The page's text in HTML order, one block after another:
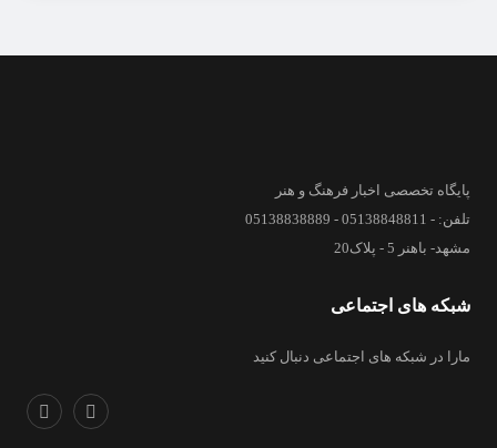
پایگاه تخصصی اخبار فرهنگ و هنر
تلفن: - 05138848811 - 05138838889
مشهد- باهنر 5 - پلاک20
شبکه های اجتماعی
مارا در شبکه های اجتماعی دنبال کنید